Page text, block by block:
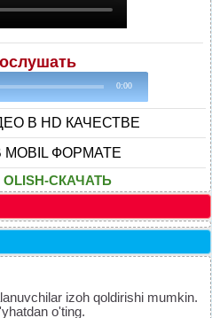
0:00
В HD КАЧЕСТВЕ
ФОРМАТЕ
OLISH-СКАЧАТЬ
izoh qoldirishi mumkin.
o'ting.